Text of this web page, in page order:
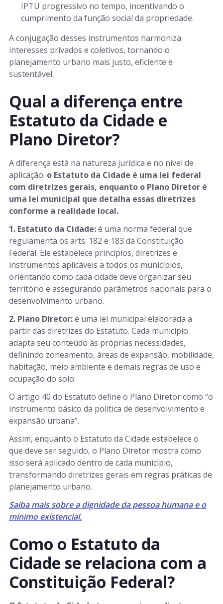
IPTU progressivo no tempo, incentivando o
cumprimento da função social da propriedade.
A conjugação desses instrumentos harmoniza
interesses privados e coletivos, tornando o
planejamento urbano mais justo, eficiente e
sustentável.
Qual a diferença entre
Estatuto da Cidade e
Plano Diretor?
A diferença está na natureza jurídica e no nível de
aplicação: o Estatuto da Cidade é uma lei federal
com diretrizes gerais, enquanto o Plano Diretor é
uma lei municipal que detalha essas diretrizes
conforme a realidade local.
1. Estatuto da Cidade:é uma norma federal que
regulamenta os arts. 182 e 183 da Constituição
Federal. Ele estabelece princípios, diretrizes e
instrumentos aplicáveis a todos os municípios,
orientando como cada cidade deve organizar seu
território e assegurando parâmetros nacionais para o
desenvolvimento urbano.
2. Plano Diretor:é uma lei municipal elaborada a
partir das diretrizes do Estatuto. Cada município
adapta seu conteúdo às próprias necessidades,
definindo zoneamento, áreas de expansão, mobilidade,
habitação, meio ambiente e demais regras de uso e
ocupação do solo.
O artigo 40 do Estatuto define o Plano Diretor como “o
instrumento básico da política de desenvolvimento e
expansão urbana”.
Assim, enquanto o Estatuto da Cidade estabelece o
que deve ser seguido, o Plano Diretor mostra como
isso será aplicado dentro de cada município,
transformando diretrizes gerais em regras práticas de
planejamento urbano.
Saiba mais sobre a dignidade da pessoa humana e o
mínimo existencial.
Como o Estatuto da
Cidade se relaciona com a
Constituição Federal?